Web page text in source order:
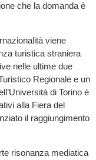
che la domanda è
viene
turistica straniera
nelle ultime due
Regionale e un
di Torino è
alla Fiera del
il raggiungimento
risonanza mediatica